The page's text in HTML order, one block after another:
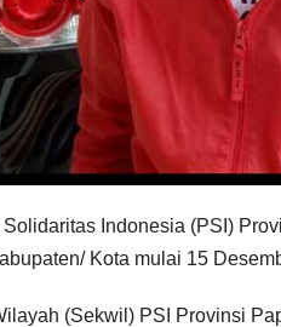
Solidaritas Indonesia (PSI)
Kota mulai 15
(Sekwil) PSI Provinsi